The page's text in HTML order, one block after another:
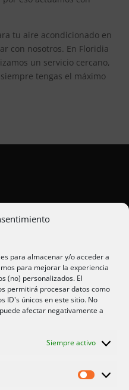
para almacenar y/o acceder a
para mejorar la experiencia
(no) personalizados. El
permitirá procesar datos como
ID's únicos en este sitio. No
afectar negativamente a
Siempre activo
tu aire acondicionado en
con nosotros. En Floridia
un servicio cercano,
tengas el máximo